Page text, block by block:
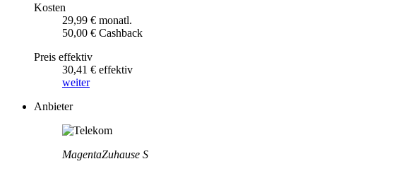
Kosten
29,99 € monatl.
50,00 € Cashback
Preis effektiv
30,41 € effektiv
weiter
Anbieter
MagentaZuhause S